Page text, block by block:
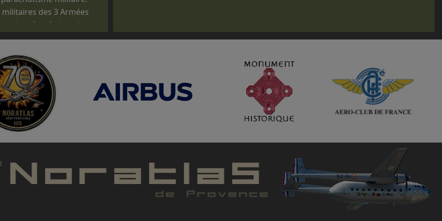
des 3 Armées
exécutés lors de
des
des passations de
CERTIFICAT DE
(CNRAC) ne nous
les membres
la conduite et à la mise
répondre aux
à titre gracieux ou